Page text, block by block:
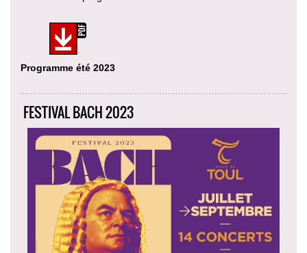
Programme été 2023
FESTIVAL BACH 2023